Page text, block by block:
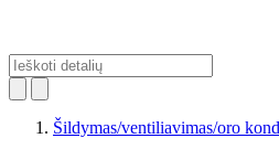
Šildymas/ventiliavimas/oro